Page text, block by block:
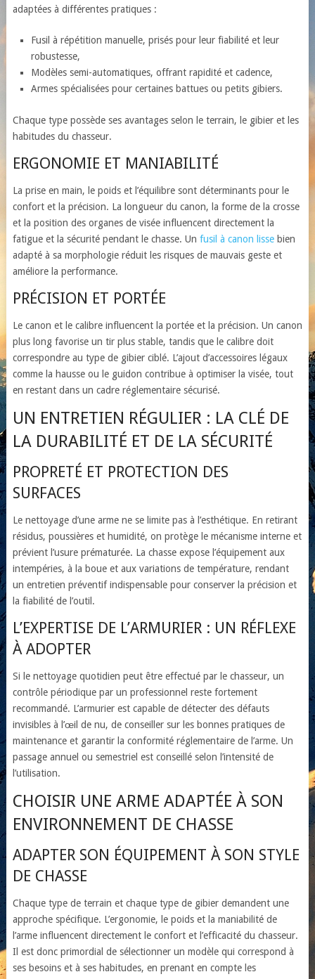
adaptées à différentes pratiques :
Fusil à répétition manuelle, prisés pour leur fiabilité et leur
robustesse,
Modèles semi-automatiques, offrant rapidité et cadence,
Armes spécialisées pour certaines battues ou petits gibiers.
Chaque type possède ses avantages selon le terrain, le gibier et les
habitudes du chasseur.
ERGONOMIE ET MANIABILITÉ
La prise en main, le poids et l’équilibre sont déterminants pour le
confort et la précision. La longueur du canon, la forme de la crosse
et la position des organes de visée influencent directement la
fatigue et la sécurité pendant le chasse. Un fusil à canon lissebien
adapté à sa morphologie réduit les risques de mauvais geste et
améliore la performance.
PRÉCISION ET PORTÉE
Le canon et le calibre influencent la portée et la précision. Un canon
plus long favorise un tir plus stable, tandis que le calibre doit
correspondre au type de gibier ciblé. L’ajout d’accessoires légaux
comme la hausse ou le guidon contribue à optimiser la visée, tout
en restant dans un cadre réglementaire sécurisé.
UN ENTRETIEN RÉGULIER : LA CLÉ DE
LA DURABILITÉ ET DE LA SÉCURITÉ
PROPRETÉ ET PROTECTION DES
SURFACES
Le nettoyage d’une arme ne se limite pas à l’esthétique. En retirant
résidus, poussières et humidité, on protège le mécanisme interne et
prévient l’usure prématurée. La chasse expose l’équipement aux
intempéries, à la boue et aux variations de température, rendant
un entretien préventif indispensable pour conserver la précision et
la fiabilité de l’outil.
L’EXPERTISE DE L’ARMURIER : UN RÉFLEXE
À ADOPTER
Si le nettoyage quotidien peut être effectué par le chasseur, un
contrôle périodique par un professionnel reste fortement
recommandé. L’armurier est capable de détecter des défauts
invisibles à l’œil de nu, de conseiller sur les bonnes pratiques de
maintenance et garantir la conformité réglementaire de l’arme. Un
passage annuel ou semestriel est conseillé selon l’intensité de
l’utilisation.
CHOISIR UNE ARME ADAPTÉE À SON
ENVIRONNEMENT DE CHASSE
ADAPTER SON ÉQUIPEMENT À SON STYLE
DE CHASSE
Chaque type de terrain et chaque type de gibier demandent une
approche spécifique. L’ergonomie, le poids et la maniabilité de
l’arme influencent directement le confort et l’efficacité du chasseur.
Il est donc primordial de sélectionner un modèle qui correspond à
ses besoins et à ses habitudes, en prenant en compte les